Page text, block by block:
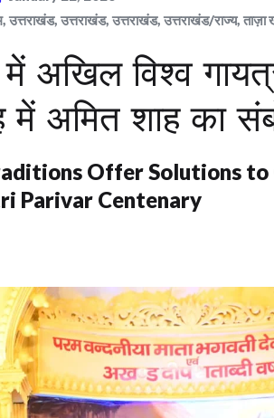
, उत्तराखंड, उत्तराखंड, उत्तराखंड, उत्तराखंड/राज्य, ताज़ा
में अखिल विश्व
में अमित शाह का
Offer Solutions to
Parivar Centenary